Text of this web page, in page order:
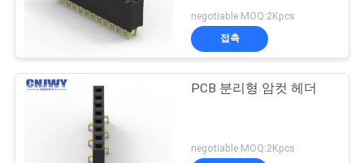
negotiable MOQ:2Kpcs
접촉
PCB 분리형 암컷 헤더
negotiable MOQ:2Kpcs